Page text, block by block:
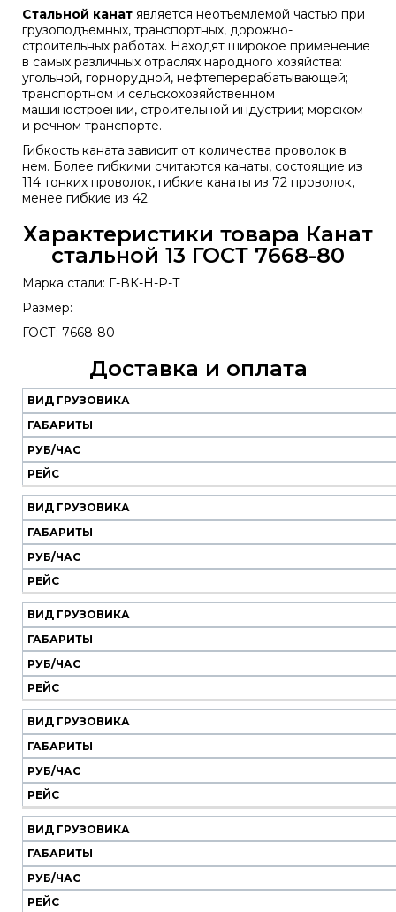
Стальной канат является неотъемлемой частью при
грузоподъемных, транспортных, дорожно-
строительных работах. Находят широкое применение
в самых различных отраслях народного хозяйства:
угольной, горнорудной, нефтеперерабатывающей;
транспортном и сельскохозяйственном
машиностроении, строительной индустрии; морском
и речном транспорте.
Гибкость каната зависит от количества проволок в
нем. Более гибкими считаются канаты, состоящие из
114 тонких проволок, гибкие канаты из 72 проволок,
менее гибкие из 42.
Характеристики товара Канат
стальной 13 ГОСТ 7668-80
Марка стали: Г-ВК-Н-Р-Т
Размер:
ГОСТ: 7668-80
Доставка и оплата
Наш
транспорт
Вид
грузовика
Габариты
Руб/
час
Рейс
ВИД ГРУЗОВИКА
ГАБАРИТЫ
РУБ/ЧАС
РЕЙС
ВИД ГРУЗОВИКА
ГАБАРИТЫ
РУБ/ЧАС
РЕЙС
ВИД ГРУЗОВИКА
ГАБАРИТЫ
РУБ/ЧАС
РЕЙС
ВИД ГРУЗОВИКА
ГАБАРИТЫ
РУБ/ЧАС
РЕЙС
ВИД ГРУЗОВИКА
ГАБАРИТЫ
РУБ/ЧАС
РЕЙС